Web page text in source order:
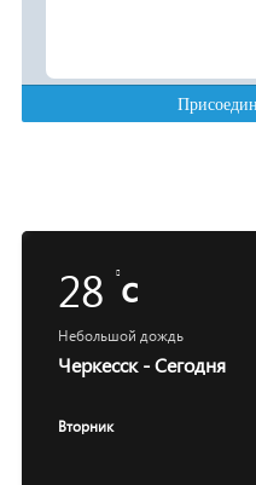
28 c
Небольшой дождь
Черкесск - Сегодня
Вторник